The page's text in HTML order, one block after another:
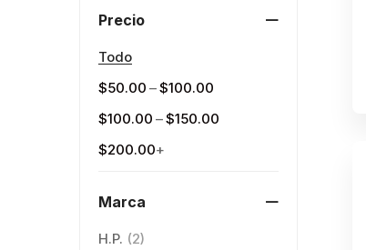
Precio
Todo
$50.00 –$100.00
$100.00 –$150.00
$200.00+
Marca
H.P. (2)